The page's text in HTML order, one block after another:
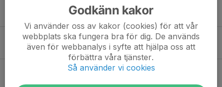
På återseende kalmar !
31 jul 2025 1
Kalmar cup -25
30 jul 2025 1
Kalmar cup -25
Godkänn kakor
Vi använder oss av kakor (cookies) för att vår
webbplats ska fungera bra för dig. De används
även för webbanalys i syfte att hjälpa oss att
förbättra våra tjänster.
Så använder vi cookies